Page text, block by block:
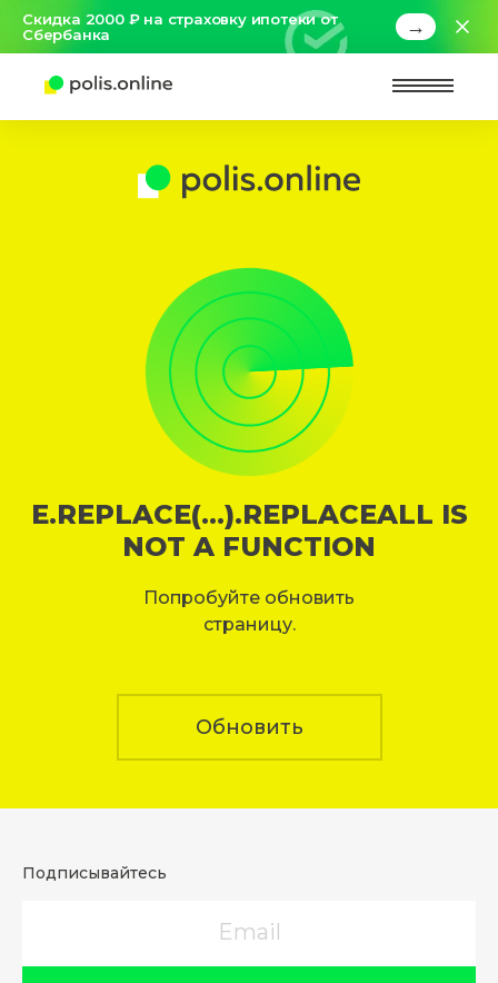
Скидка 2000 ₽ на страховку ипотеки от
Сбербанка
→
E.REPLACE(...).REPLACEALL IS
NOT A FUNCTION
Попробуйте обновить
страницу.
Обновить
Подписывайтесь